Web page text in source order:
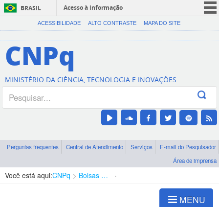
BRASIL
Acesso à informação
CORONAVÍRUS (COVID-19)
Canais
ACESSIBILIDADE ALTO CONTRASTE MAPA DO SITE
CNPq
MINISTÉRIO DA CIÊNCIA, TECNOLOGIA E INOVAÇÕES
Perguntas frequentes Central de Atendimento Serviços
E-mail do Pesquisador
Área de imprensa
Você está aqui:CNPq Bolsas e Auxílios Vigentes
MENU